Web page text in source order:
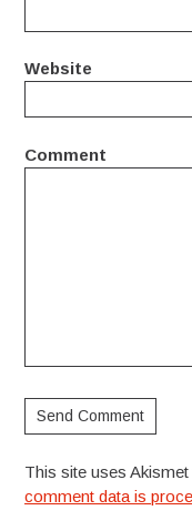
Website
Comment
This site uses
comment data is